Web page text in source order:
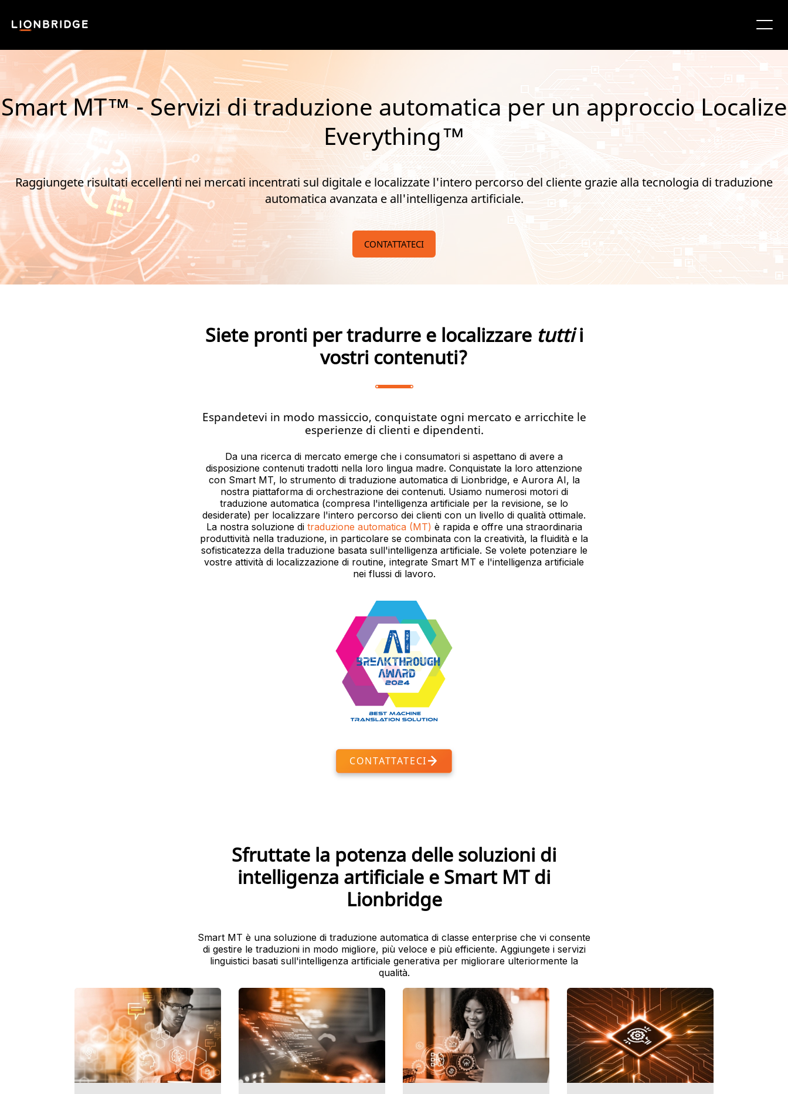
Smart MT™ - Servizi di traduzione automatica per un approccio Localize
Everything™
Raggiungete risultati eccellenti nei mercati incentrati sul digitale e localizzate l'intero percorso del cliente grazie alla tecnologia di traduzione
automatica avanzata e all'intelligenza artificiale.
CONTATTATECI
Siete pronti per tradurre e localizzare tuttii
vostri contenuti?
Espandetevi in modo massiccio, conquistate ogni mercato e arricchite le
esperienze di clienti e dipendenti.
Da una ricerca di mercato emerge che i consumatori si aspettano di avere a
disposizione contenuti tradotti nella loro lingua madre. Conquistate la loro attenzione
con Smart MT, lo strumento di traduzione automatica di Lionbridge, e Aurora AI, la
nostra piattaforma di orchestrazione dei contenuti. Usiamo numerosi motori di
traduzione automatica (compresa l'intelligenza artificiale per la revisione, se lo
desiderate) per localizzare l'intero percorso dei clienti con un livello di qualità ottimale.
La nostra soluzione di traduzione automatica (MT) è rapida e offre una straordinaria
produttività nella traduzione, in particolare se combinata con la creatività, la fluidità e la
sofisticatezza della traduzione basata sull'intelligenza artificiale. Se volete potenziare le
vostre attività di localizzazione di routine, integrate Smart MT e l'intelligenza artificiale
nei flussi di lavoro.
CONTATTATECI
Sfruttate la potenza delle soluzioni di
intelligenza artificiale e Smart MT di
Lionbridge
Smart MT è una soluzione di traduzione automatica di classe enterprise che vi consente
di gestire le traduzioni in modo migliore, più veloce e più efficiente. Aggiungete i servizi
linguistici basati sull'intelligenza artificiale generativa per migliorare ulteriormente la
qualità.